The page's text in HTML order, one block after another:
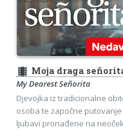
theaters Moja draga
My Dearest Señorita
Djevojka iz tradicionalne
osoba te započne
ljubavi pronađene na